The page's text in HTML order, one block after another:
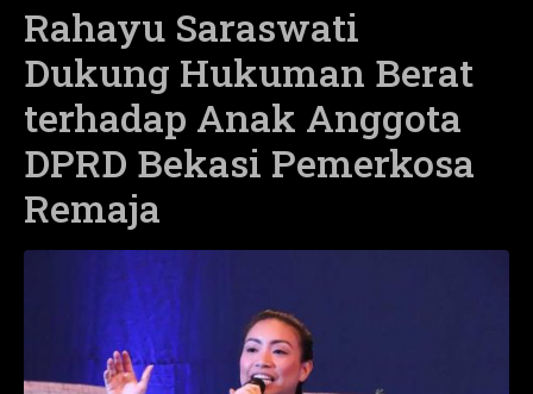
Rahayu Saraswati
Dukung Hukuman Berat
terhadap Anak Anggota
DPRD Bekasi Pemerkosa
Remaja